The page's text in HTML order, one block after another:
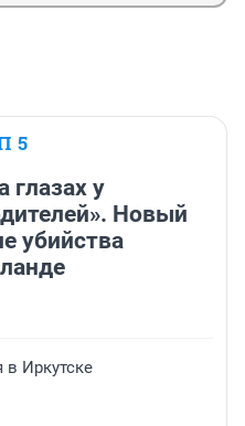
5
глазах у
Новый
убийства
Иркутске